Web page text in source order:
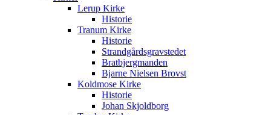
Lerup Kirke
Historie
Tranum Kirke
Historie
Strandgårdsgravstedet
Bratbjergmanden
Bjarne Nielsen Brovst
Koldmose Kirke
Historie
Johan Skjoldborg